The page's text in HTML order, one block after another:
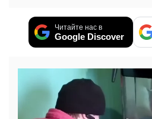
Читайте нас в
Google Discover